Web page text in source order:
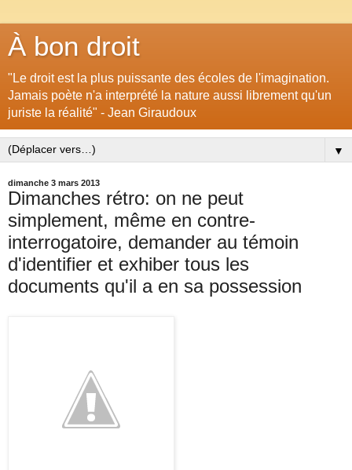
À bon droit
"Le droit est la plus puissante des écoles de l'imagination.
Jamais poète n'a interprété la nature aussi librement qu'un
juriste la réalité" - Jean Giraudoux
▼
dimanche 3 mars 2013
Dimanches rétro: on ne peut
simplement, même en contre-
interrogatoire, demander au témoin
d'identifier et exhiber tous les
documents qu'il a en sa possession